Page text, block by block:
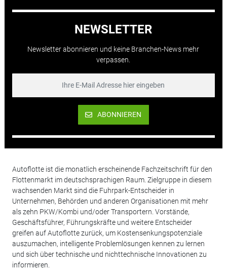
NEWSLETTER
Newsletter abonnieren und keine Branchen-News mehr
verpassen.
ABONNIEREN
Autoflotte ist die monatlich erscheinende Fachzeitschrift für den
Flottenmarkt im deutschsprachigen Raum. Zielgruppe in diesem
wachsenden Markt sind die Fuhrpark-Entscheider in
Unternehmen, Behörden und anderen Organisationen mit mehr
als zehn PKW/Kombi und/oder Transportern. Vorstände,
Geschäftsführer, Führungskräfte und weitere Entscheider
greifen auf Autoflotte zurück, um Kostensenkungspotenziale
auszumachen, intelligente Problemlösungen kennen zu lernen
und sich über technische und nichttechnische Innovationen zu
informieren.